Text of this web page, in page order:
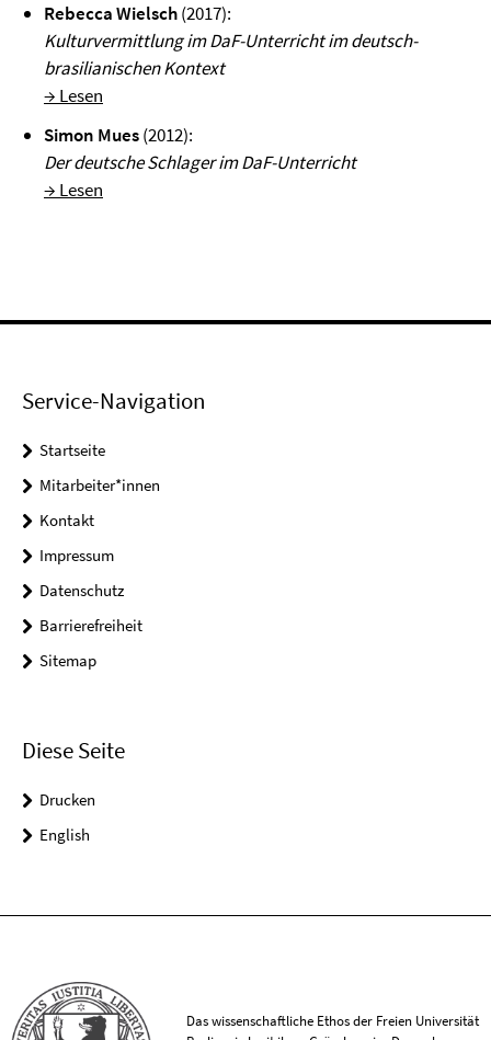
Rebecca Wielsch(2017):
Kulturvermittlung im DaF-Unterricht im deutsch-
brasilianischen Kontext
→ Lesen
Simon Mues(2012):
Der deutsche Schlager im DaF-Unterricht
→ Lesen
Service-Navigation
Startseite
Mitarbeiter*innen
Kontakt
Impressum
Datenschutz
Barrierefreiheit
Sitemap
Diese Seite
Drucken
English
Das wissenschaftliche Ethos der Freien Universität